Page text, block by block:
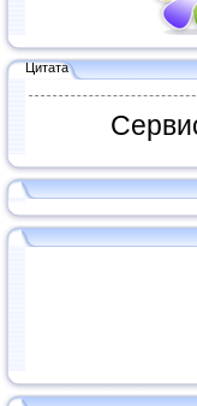
Цитата